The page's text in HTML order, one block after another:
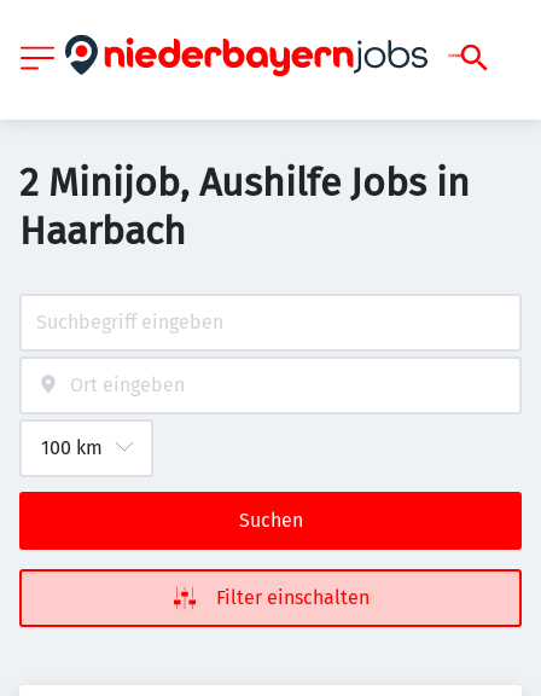
2 Minijob, Aushilfe Jobs in
Haarbach
Suchen
Filter einschalten